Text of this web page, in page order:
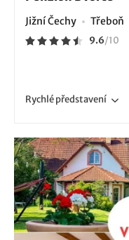
Jižní Čechy Třeboň
9.6/10
Rychlépředstavení